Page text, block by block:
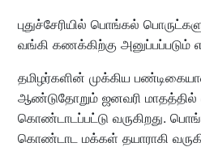
புதுச்சேரியில் பொங்கல்
வங்கி கணக்கிற்கு அனுப்பப்படும்
தமிழர்களின் முக்கிய
ஆண்டுதோறும் ஜனவரி மாதத்தில்
கொண்டாடப்பட்டு வருகிறது.
கொண்டாட மக்கள் தயாராகி